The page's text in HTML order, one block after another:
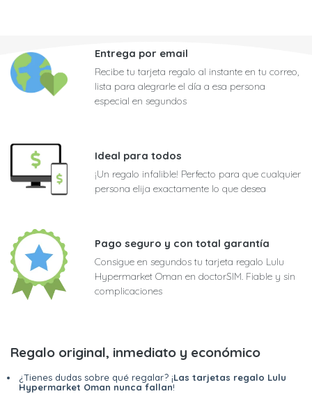
Entrega por email
Recibe tu tarjeta regalo al instante en tu correo,
lista para alegrarle el día a esa persona
especial en segundos
Ideal para todos
¡Un regalo infalible! Perfecto para que cualquier
persona elija exactamente lo que desea
Pago seguro y con total garantía
Consigue en segundos tu tarjeta regalo Lulu
Hypermarket Oman en doctorSIM. Fiable y sin
complicaciones
Regalo original, inmediato y económico
¿Tienes dudas sobre qué regalar? ¡Las tarjetas regalo Lulu
Hypermarket Oman nunca fallan!